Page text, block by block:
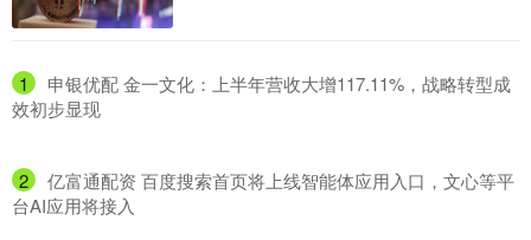
1
​申银优配 金一文化：上半年营收大增117.11%，战略转型成
效初步显现
2
​亿富通配资 百度搜索首页将上线智能体应用入口，文心等平
台AI应用将接入